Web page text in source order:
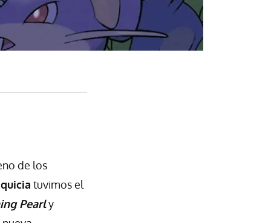
de los
tuvimos el
Pearly